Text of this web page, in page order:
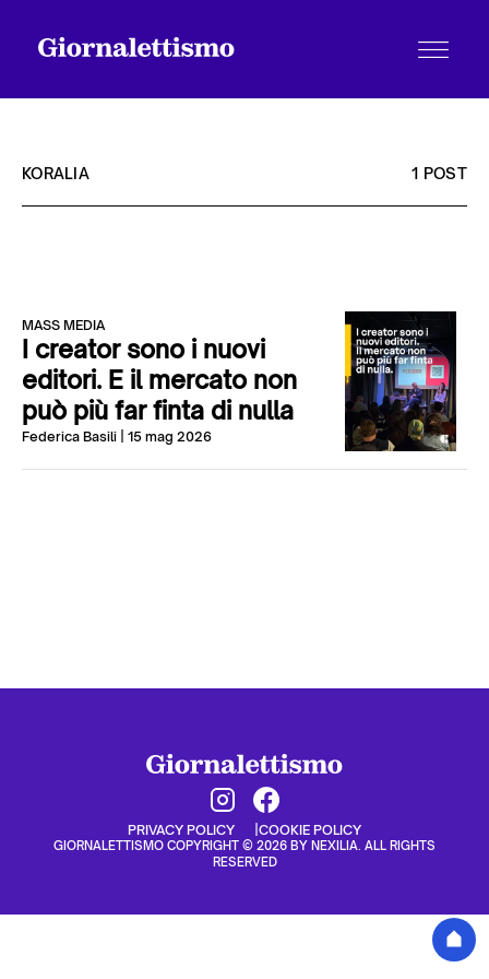
Chi siamo
Contatti
KORALIA 1 POST
MASS MEDIA
I creator sono i nuovi
editori. E il mercato non
può più far finta di nulla
Federica Basili | 15 mag 2026
PRIVACY POLICY COOKIE POLICY
GIORNALETTISMO COPYRIGHT © 2026 BY NEXILIA. ALL RIGHTS
RESERVED